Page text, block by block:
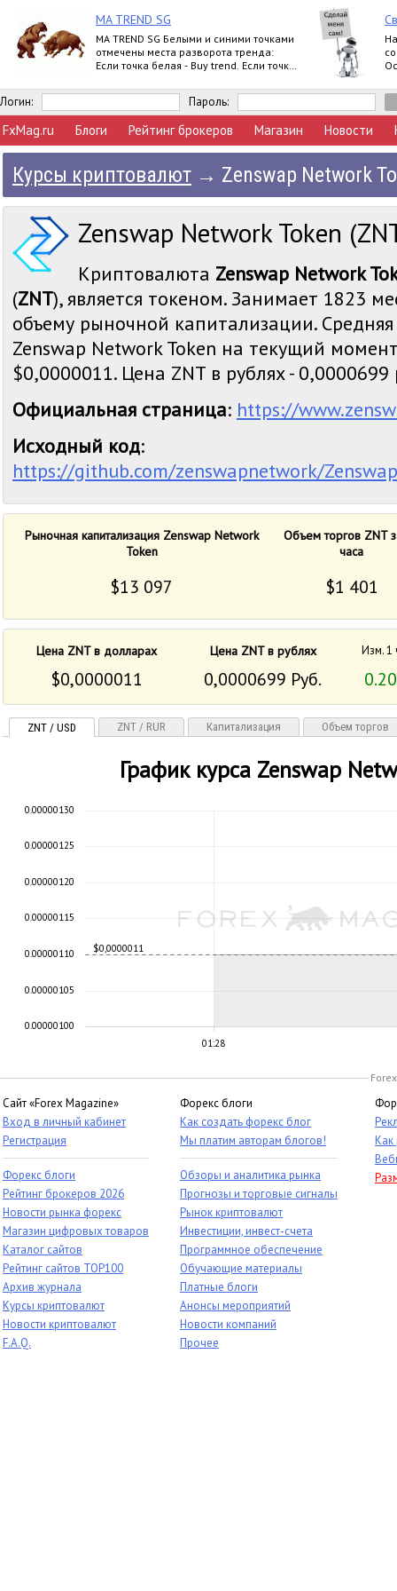
MA TREND SG
MA TREND SG Белыми и синими точками
отмечены места разворота тренда:
Если точка белая - Buy trend. Если точка
Логин: Пароль:
FxMag.ru Блоги Рейтинг брокеров Магазин Новости
Курсы криптовалют → Zenswap Network
Zenswap Network Token
Криптовалюта Zenswap Network
(ZNT), является токеном. Занимает 1823
объему рыночной капитализации.
Zenswap Network Token на текущий
$0,0000011. Цена ZNT в рублях - 0,0000699
Официальная страница: https://
Исходный код:
https://github.com/zenswapnetwork/
Рыночная капитализация Zenswap Network
Token
Объем торгов ZNT
часа
$13 097 $1 401
Цена ZNT в долларах Цена ZNT в рублях Изм. 1
$0,0000011 0,0000699 Руб.
ZNT / USD ZNT / RUR Капитализация Объем торгов
График курса Zenswap
01:28
$0,0000011
0.00000100
0.00000105
0.00000110
0.00000115
0.00000120
0.00000125
0.00000130
Сайт «Forex Magazine»
Вход в личный кабинет
Регистрация
Форекс блоги
Рейтинг брокеров 2026
Новости рынка форекс
Магазин цифровых товаров
Каталог сайтов
Рейтинг сайтов TOP100
Архив журнала
Курсы криптовалют
Новости криптовалют
F.A.Q.
Форекс блоги
Как создать форекс блог
Мы платим авторам блогов!
Обзоры и аналитика рынка
Прогнозы и торговые сигналы
Рынок криптовалют
Инвестиции, инвест-счета
Программное обеспечение
Обучающие материалы
Платные блоги
Анонсы мероприятий
Новости компаний
Прочее
Как